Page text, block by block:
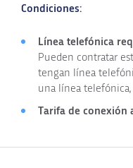
Condiciones:
Línea telefónica
Pueden contratar
tengan línea
una línea
Tarifa de conexión